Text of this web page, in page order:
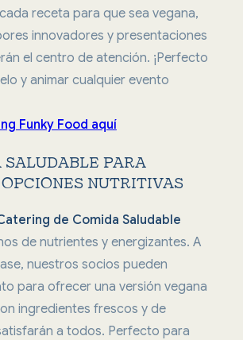
receta para que sea vegana,
innovadores y presentaciones
el centro de atención. ¡Perfecto
y animar cualquier evento
Funky Food aquí
SALUDABLE PARA
NUTRITIVAS
de Comida Saludable
de nutrientes y energizantes. A
nuestros socios pueden
para ofrecer una versión vegana
ingredientes frescos y de
a todos. Perfecto para